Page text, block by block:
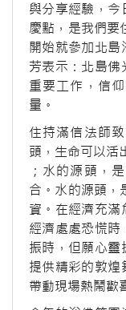
與分享經驗，今
慶點，是我們要
開始就參加北
芳表示：北島佛
重要工作，信
量。
住持滿信法師
頭，生命可以活
；水的源頭，
合。水的源頭，
資。在經濟充滿
經濟處處恐慌時
振時，但願心靈
提供精彩的敦煌
帶動現場熱鬧歡